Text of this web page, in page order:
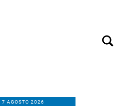
7 AGOSTO 2026